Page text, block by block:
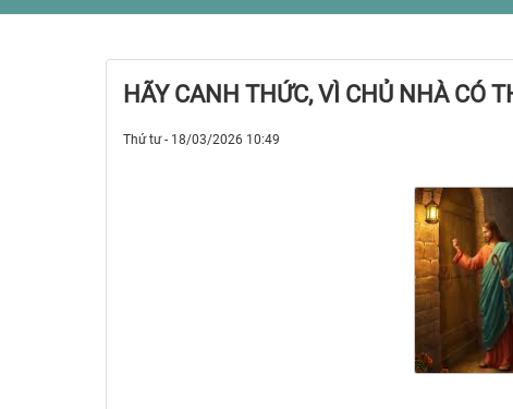
HÃY CANH THỨC, VÌ CHỦ NHÀ CÓ
Thứ tư - 18/03/2026 10:49